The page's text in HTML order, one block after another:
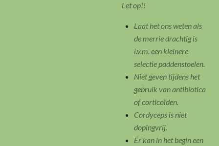
Let op!!
Laat het ons weten als
de merrie drachtig is
i.v.m. een kleinere
selectie paddenstoelen.
Niet geven tijdens het
gebruik van antibiotica
of corticoïden.
Cordyceps is niet
dopingvrij.
Er kan in het begin een